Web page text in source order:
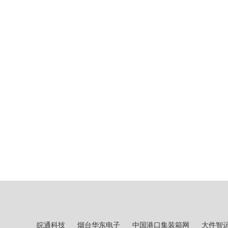
皖通科技 烟台华东电子 中国港口集装箱网 大件智